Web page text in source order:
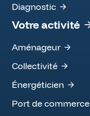
Diagnostic
Votre activité
Aménageur
Collectivité
Énergéticien
Port de commerce